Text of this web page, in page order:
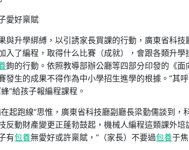
愛好稟賦
與升學綁縛，以引誘家長買課的行動，廣東省科技
入了編程，取得什么比賽（成就），會跟各類升
鉤的行動。依照教導部辦公廳等四部分印發的《
發生的成果不得作為中小學招生進學的根據。”其
”給孩子報編程課程。
起跑線”思惟，廣東省科技廳副廳長梁勤儒談到，
反動財產變更正蓬勃鼓起，機械人編程這類課外培
有包養無愛好或許稟賦，“（家長）不要過包養于焦